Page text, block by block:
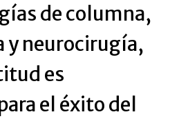
de columna,
neurocirugía,
es
el éxito del